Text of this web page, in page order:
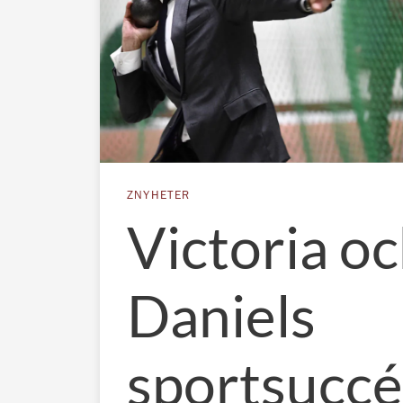
ZNYHETER
Victoria
Daniels
sportsuccé